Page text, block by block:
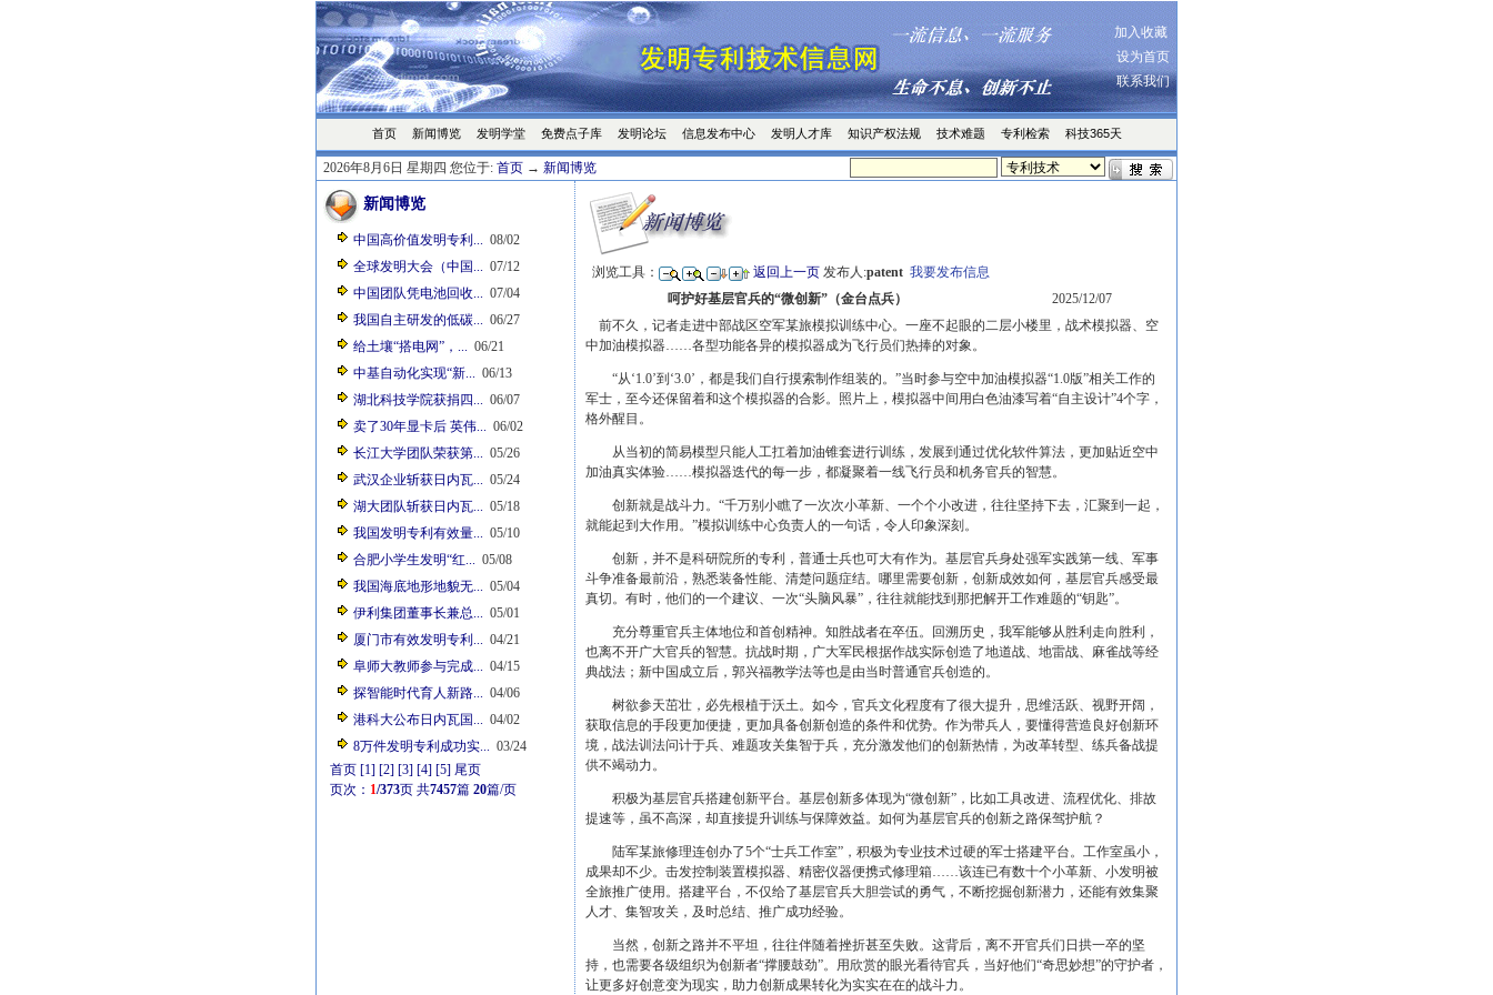
加入收藏
设为首页
联系我们
首页 新闻博览 发明学堂 免费点子库 发明论坛 信息发布中心 发明人才库 知识产权法规 技术难题 专利检索 科技365天
2026年8月6日 星期四 您位于: 首页 → 新闻博览
新闻博览
中国高价值发明专利... 08/02
全球发明大会（中国... 07/12
中国团队凭电池回收... 07/04
我国自主研发的低碳... 06/27
给土壤“搭电网”，... 06/21
中基自动化实现“新... 06/13
湖北科技学院获捐四... 06/07
卖了30年显卡后 英伟... 06/02
长江大学团队荣获第... 05/26
武汉企业斩获日内瓦... 05/24
湖大团队斩获日内瓦... 05/18
我国发明专利有效量... 05/10
合肥小学生发明“红... 05/08
我国海底地形地貌无... 05/04
伊利集团董事长兼总... 05/01
厦门市有效发明专利... 04/21
阜师大教师参与完成... 04/15
探智能时代育人新路... 04/06
港科大公布日内瓦国... 04/02
8万件发明专利成功实... 03/24
首页 [1] [2] [3] [4] [5] 尾页
页次： 1/373页 共7457篇 20篇/页
浏览工具： 返回上一页发布人:patent 我要发布信息
呵护好基层官兵的“微创新”（金台点兵）
2025/12/07
前不久，记者走进中部战区空军某旅模拟训练中心。一座不起眼的二层小楼里，战术模拟器、空
中加油模拟器……各型功能各异的模拟器成为飞行员们热捧的对象。
“从‘1.0’到‘3.0’，都是我们自行摸索制作组装的。”当时参与空中加油模拟器“1.0版”相关工作的
军士，至今还保留着和这个模拟器的合影。照片上，模拟器中间用白色油漆写着“自主设计”4个字，
格外醒目。
从当初的简易模型只能人工扛着加油锥套进行训练，发展到通过优化软件算法，更加贴近空中
加油真实体验……模拟器迭代的每一步，都凝聚着一线飞行员和机务官兵的智慧。
创新就是战斗力。“千万别小瞧了一次次小革新、一个个小改进，往往坚持下去，汇聚到一起，
就能起到大作用。”模拟训练中心负责人的一句话，令人印象深刻。
创新，并不是科研院所的专利，普通士兵也可大有作为。基层官兵身处强军实践第一线、军事
斗争准备最前沿，熟悉装备性能、清楚问题症结。哪里需要创新，创新成效如何，基层官兵感受最
真切。有时，他们的一个建议、一次“头脑风暴”，往往就能找到那把解开工作难题的“钥匙”。
充分尊重官兵主体地位和首创精神。知胜战者在卒伍。回溯历史，我军能够从胜利走向胜利，
也离不开广大官兵的智慧。抗战时期，广大军民根据作战实际创造了地道战、地雷战、麻雀战等经
典战法；新中国成立后，郭兴福教学法等也是由当时普通官兵创造的。
树欲参天茁壮，必先根植于沃土。如今，官兵文化程度有了很大提升，思维活跃、视野开阔，
获取信息的手段更加便捷，更加具备创新创造的条件和优势。作为带兵人，要懂得营造良好创新环
境，战法训法问计于兵、难题攻关集智于兵，充分激发他们的创新热情，为改革转型、练兵备战提
供不竭动力。
积极为基层官兵搭建创新平台。基层创新多体现为“微创新”，比如工具改进、流程优化、排故
提速等，虽不高深，却直接提升训练与保障效益。如何为基层官兵的创新之路保驾护航？
陆军某旅修理连创办了5个“士兵工作室”，积极为专业技术过硬的军士搭建平台。工作室虽小，
成果却不少。击发控制装置模拟器、精密仪器便携式修理箱……该连已有数十个小革新、小发明被
全旅推广使用。搭建平台，不仅给了基层官兵大胆尝试的勇气，不断挖掘创新潜力，还能有效集聚
人才、集智攻关，及时总结、推广成功经验。
当然，创新之路并不平坦，往往伴随着挫折甚至失败。这背后，离不开官兵们日拱一卒的坚
持，也需要各级组织为创新者“撑腰鼓劲”。用欣赏的眼光看待官兵，当好他们“奇思妙想”的守护者，
让更多好创意变为现实，助力创新成果转化为实实在在的战斗力。